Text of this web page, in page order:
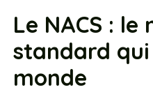
Le NACS : le
standard
monde